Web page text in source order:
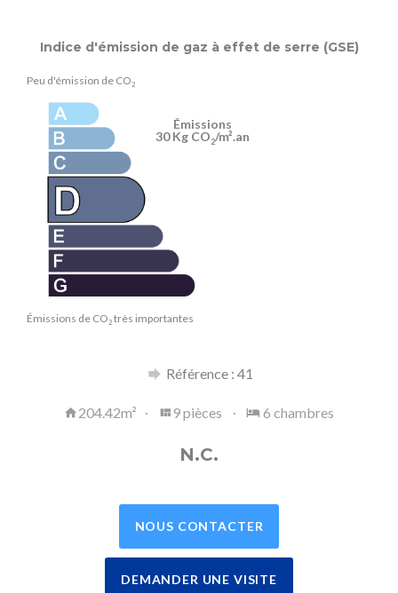
Indice d'émission de gaz à effet de serre (GSE)
Peu d'émission de CO2
Émissions de CO2 très importantes
Émissions
30 Kg CO2/m².an
Référence : 41
204.42m² 9 pièces 6 chambres
N.C.
NOUS CONTACTER
DEMANDER UNE VISITE